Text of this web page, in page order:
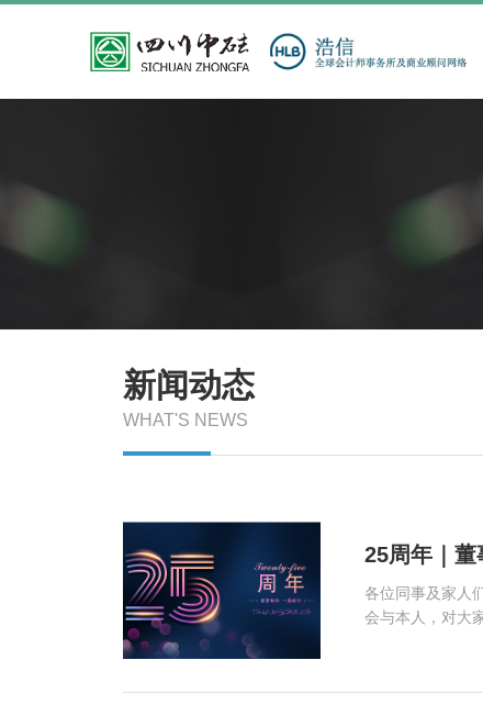
新闻动态
WHAT'S NEWS
25周年｜董
各位同事及家人
会与本人，对大